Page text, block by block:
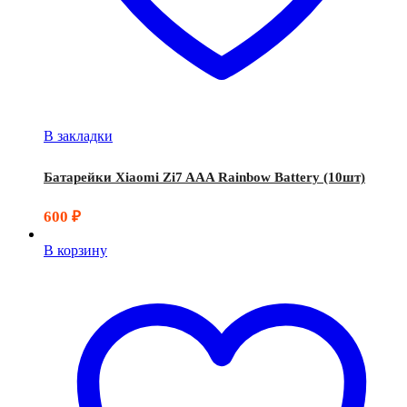
В закладки
Батарейки Xiaomi Zi7 AAA Rainbow Battery (10шт)
600 ₽
В корзину